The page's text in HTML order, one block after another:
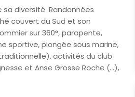
diversité. Randonnées
couvert du Sud et son
sur 360°, parapente,
sportive, plongée sous marine,
activités du club
et Anse Grosse Roche (…),